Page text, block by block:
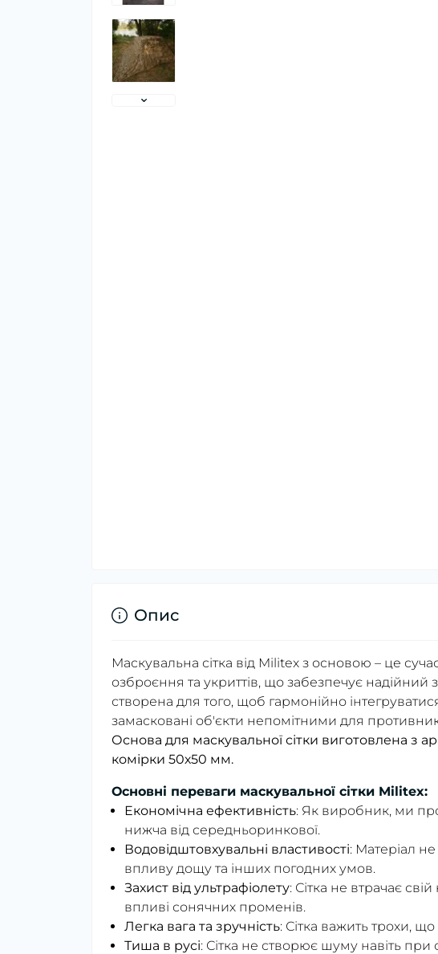
Опис
Маскувальна сітка від Militex з основою – це
озброєння та укриттів, що забезпечує надійний
створена для того, щоб гармонійно
замасковані об'єкти непомітними для
Основа для маскувальної сітки виготовлена ​​з
комірки 50х50 мм.
Основні переваги маскувальної сітки Militex:
Економічна ефективність: Як виробник, ми
нижча від середньоринкової.
Водовідштовхувальні властивості: Матеріал
впливу дощу та інших погодних умов.
Захист від ультрафіолету: Сітка не втрачає
впливі сонячних променів.
Легка вага та зручність: Сітка важить трохи,
Тиша в русі: Сітка не створює шуму навіть при